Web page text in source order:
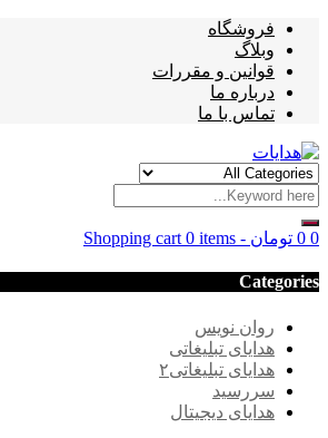
فروشگاه
وبلاگ
قوانین و مقررات
درباره ما
تماس با ما
Shopping cart 0 items - 0 تومان 0
Categories
روان نویس
هدایای تبلیغاتی
هدایای تبلیغاتی۲
سررسید
هدایای دیجیتال